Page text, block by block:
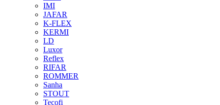
IMI
JAFAR
K-FLEX
KERMI
LD
Luxor
Reflex
RIFAR
ROMMER
Sanha
STOUT
Tecofi